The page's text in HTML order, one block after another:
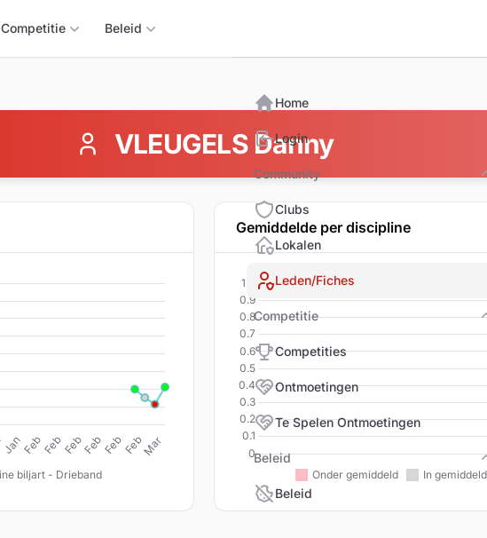
Competitie Beleid
VLEUGELS Danny
Gemiddelde per discipline
Home
Login
Community
Clubs
Lokalen
Leden/Fiches
Competitie
Competities
Ontmoetingen
Te Spelen Ontmoetingen
Beleid
Beleid